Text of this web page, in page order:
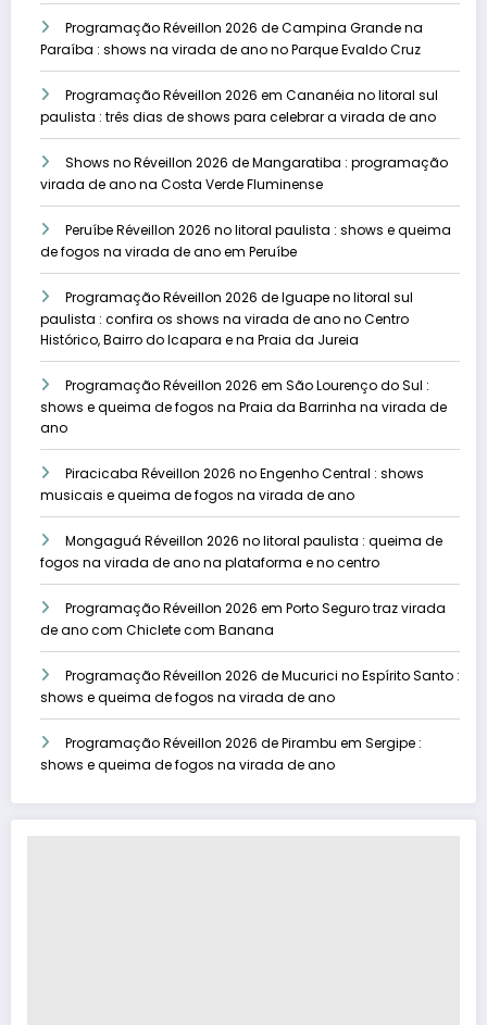
Programação Réveillon 2026 de Campina Grande na
Paraíba : shows na virada de ano no Parque Evaldo Cruz
Programação Réveillon 2026 em Cananéia no litoral sul
paulista : três dias de shows para celebrar a virada de ano
Shows no Réveillon 2026 de Mangaratiba : programação
virada de ano na Costa Verde Fluminense
Peruíbe Réveillon 2026 no litoral paulista : shows e queima
de fogos na virada de ano em Peruíbe
Programação Réveillon 2026 de Iguape no litoral sul
paulista : confira os shows na virada de ano no Centro
Histórico, Bairro do Icapara e na Praia da Jureia
Programação Réveillon 2026 em São Lourenço do Sul :
shows e queima de fogos na Praia da Barrinha na virada de
ano
Piracicaba Réveillon 2026 no Engenho Central : shows
musicais e queima de fogos na virada de ano
Mongaguá Réveillon 2026 no litoral paulista : queima de
fogos na virada de ano na plataforma e no centro
Programação Réveillon 2026 em Porto Seguro traz virada
de ano com Chiclete com Banana
Programação Réveillon 2026 de Mucurici no Espírito Santo :
shows e queima de fogos na virada de ano
Programação Réveillon 2026 de Pirambu em Sergipe :
shows e queima de fogos na virada de ano